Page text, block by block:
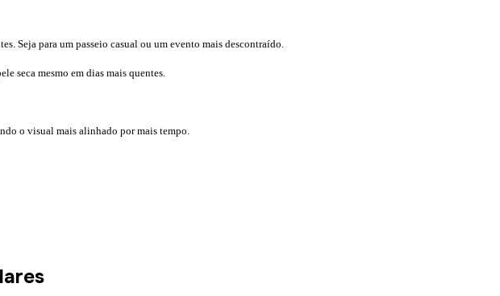
Seja para um passeio casual ou um evento mais descontraído.
seca mesmo em dias mais quentes.
o visual mais alinhado por mais tempo.